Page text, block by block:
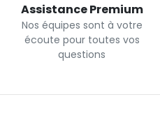
Assistance Premium
Nos équipes sont à votre
écoute pour toutes vos
questions